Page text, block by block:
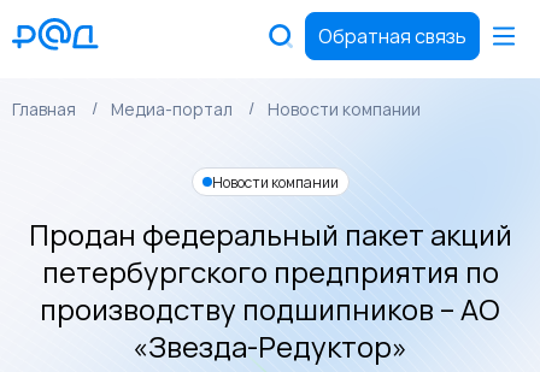
Обратная связь
Главная Медиа-портал Новости компании
Новости компании
Продан федеральный пакет акций
петербургского предприятия по
производству подшипников – АО
«Звезда-Редуктор»